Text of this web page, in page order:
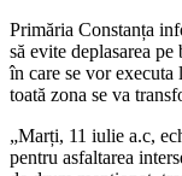
Primăria Constanța
să evite deplasarea
în care se vor executa
toată zona se va
„Marți, 11 iulie a.c,
pentru asfaltarea